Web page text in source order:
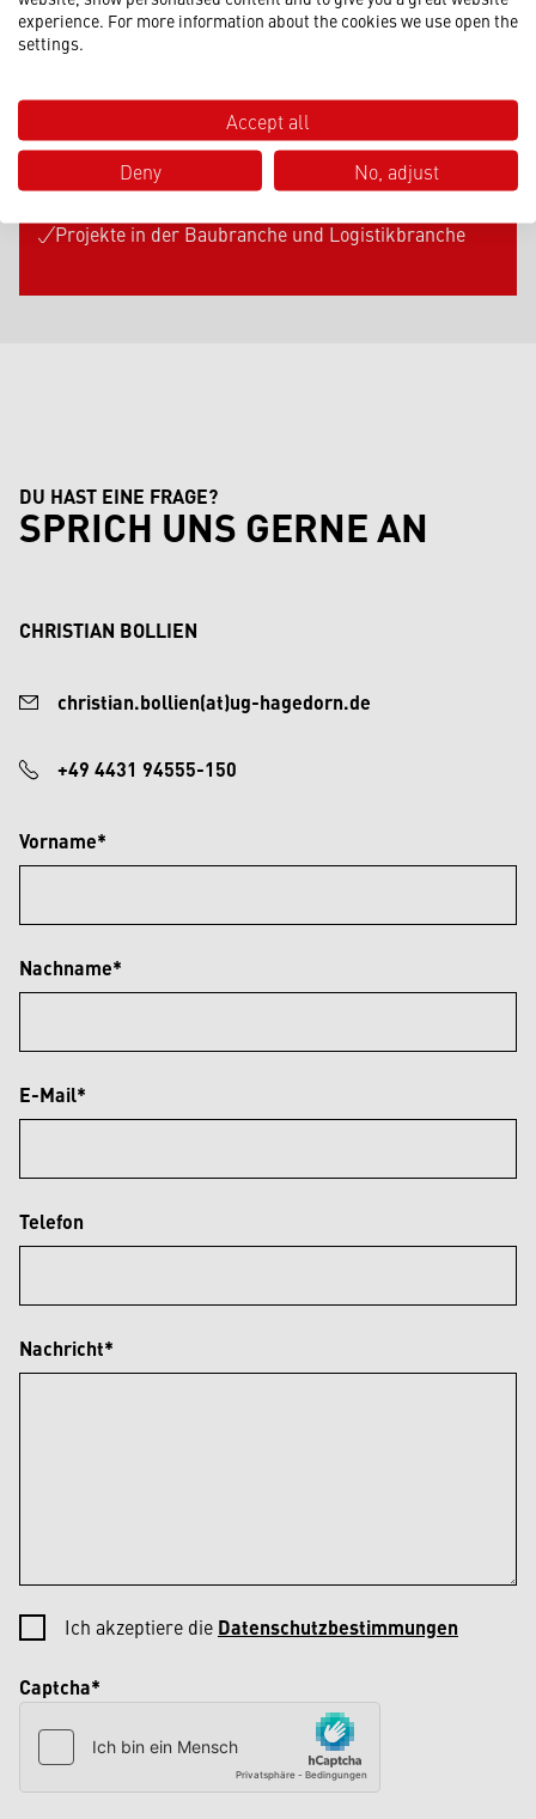
Maschinenumzüge
Betriebsumzüge
Einlagerungen schwerer Anlagen
Hafenumschlag und Schwerlastlogistik
Projekte in der Baubranche und Logistikbranche
DU HAST EINE FRAGE?
SPRICH UNS GERNE AN
CHRISTIAN BOLLIEN
christian.bollien(at)ug-hagedorn.de
+49 4431 94555-150
Vorname*
Nachname*
E-Mail*
Telefon
Nachricht*
Ich akzeptiere die Datenschutzbestimmungen
Captcha*
experience. For more information about the cookies we use open the
settings.
Accept all
Deny
No, adjust